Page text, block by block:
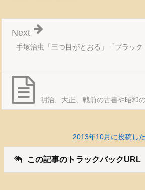
手塚治虫「三つ目がとおる」「ブラック
Next
明治、大正、戦前の古書や昭和
2013年10月に投稿し
この記事のトラックバックURL